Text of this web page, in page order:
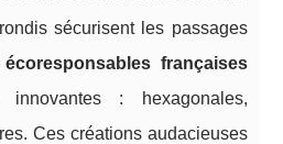
sécurisent les passages
écoresponsables françaises
: hexagonales,
Ces créations audacieuses